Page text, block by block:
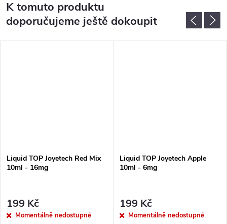
K tomuto produktu
doporučujeme ještě dokoupit
Liquid TOP Joyetech Red Mix
10ml - 16mg
199 Kč
Momentálně nedostupné
Liquid TOP Joyetech Apple
10ml - 6mg
199 Kč
Momentálně nedostupné